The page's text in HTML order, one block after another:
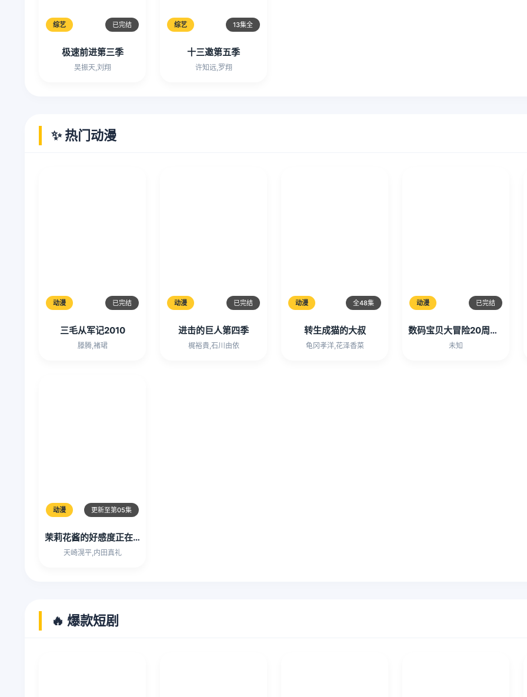
综艺 已完结
极速前进第三季
吴振天,刘翔
综艺 13集全
十三邀第五季
许知远,罗翔
✨ 热门动漫
动漫 已完结
三毛从军记2010
滕腾,褚珺
动漫 已完结
进击的巨人第四季
梶裕貴,石川由依
动漫 全48集
转生成猫的大叔
龟冈孝洋,花泽香菜
动漫 已完结
数码宝贝大冒险20周年纪念故事
未知
动漫 更新至第05集
茉莉花酱的好感度正在崩坏
天崎滉平,内田真礼
🔥 爆款短剧